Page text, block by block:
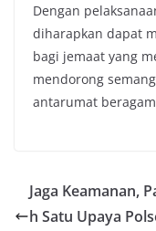
Dengan
diharapkan dapat
bagi jemaat yang
mendorong
antarumat
Jaga Keamanan,
h Satu Upaya